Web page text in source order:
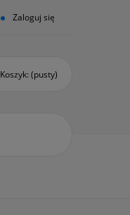
Zaloguj się
Koszyk: (pusty)